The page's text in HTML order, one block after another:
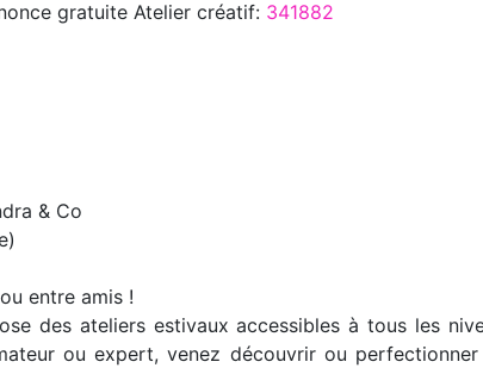
gratuite Atelier créatif: 341882
& Co
entre amis !
des ateliers estivaux accessibles à tous les
ou expert, venez découvrir ou